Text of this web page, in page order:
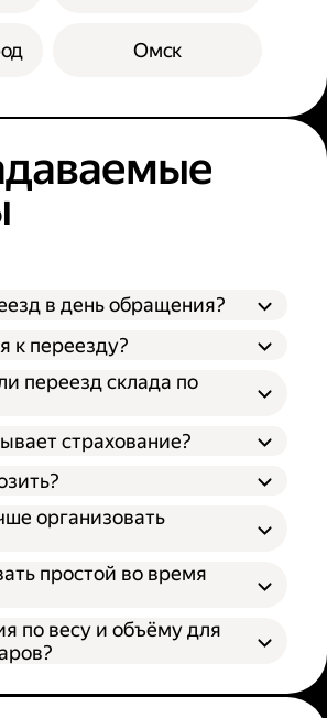
Омск
в день обращения?
к переезду?
переезд склада по
страхование?
организовать
простой во время
по весу и объёму для